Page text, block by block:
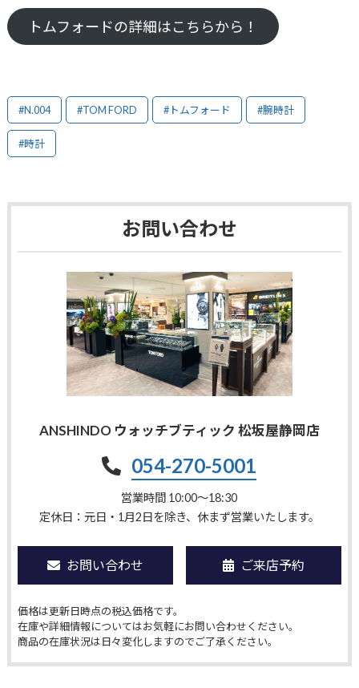
トムフォードの詳細はこちらから！
#N.004 #TOM FORD #トムフォード #腕時計
#時計
お問い合わせ
ANSHINDO ウォッチブティック 松坂屋静岡店
054-270-5001
営業時間 10:00〜18:30
定休日：元日・1月2日を除き、休まず営業いたします。
お問い合わせ ご来店予約
価格は更新日時点の税込価格です。
在庫や詳細情報についてはお気軽にお問い合わせください。
商品の在庫状況は日々変化しますのでご了承ください。